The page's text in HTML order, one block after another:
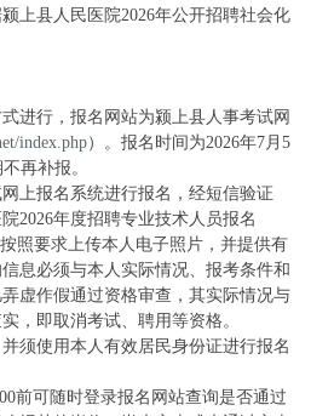
上县人民医院2026年公开招聘社会化
程
进行，报名网站为颍上县人事考试网
index.php）。报名时间为2026年7月5
再补报。
上报名系统进行报名，经短信验证
2026年度招聘专业技术人员报名
照要求上传本人电子照片，并提供有
息必须与本人实际情况、报考条件和
虚作假通过资格审查，其实际情况与
，即取消考试、聘用等资格。
须使用本人有效居民身份证进行报名
前可随时登录报名网站查询是否通过